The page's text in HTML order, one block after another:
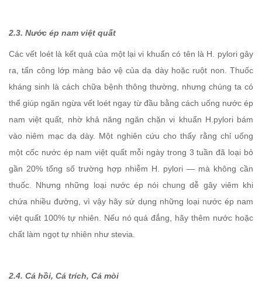
2.3. Nước ép nam việt quất
Các vết loét là kết quả của một lại vi khuẩn có tên là H. pylori gây
ra, tấn công lớp màng bảo vệ của dạ dày hoặc ruột non. Thuốc
kháng sinh là cách chữa bệnh thông thường, nhưng chúng ta có
thể giúp ngăn ngừa vết loét ngay từ đầu bằng cách uống nước ép
nam việt quất, nhờ khả năng ngăn chặn vi khuẩn H.pylori bám
vào niêm mạc dạ dày. Một nghiên cứu cho thấy rằng chỉ uống
một cốc nước ép nam việt quất mỗi ngày trong 3 tuần đã loại bỏ
gần 20% tổng số trường hợp nhiễm H. pylori — mà không cần
thuốc. Nhưng những loại nước ép nói chung dễ gây viêm khi
chứa nhiều đường, vì vậy hãy sử dụng những loại nước ép nam
việt quất 100% tự nhiên. Nếu nó quá đắng, hãy thêm nước hoặc
chất làm ngọt tự nhiên như stevia.
2.4. Cá hồi, Cá trích, Cá mòi